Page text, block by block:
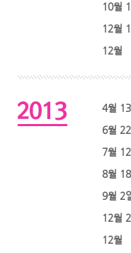
10월
12월
12월
4월
6월
7월
8월
9월 2
12월
12월